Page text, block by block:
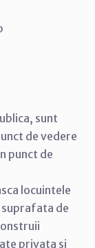
sunt
de vedere
punct de
locuintele
de
privata si